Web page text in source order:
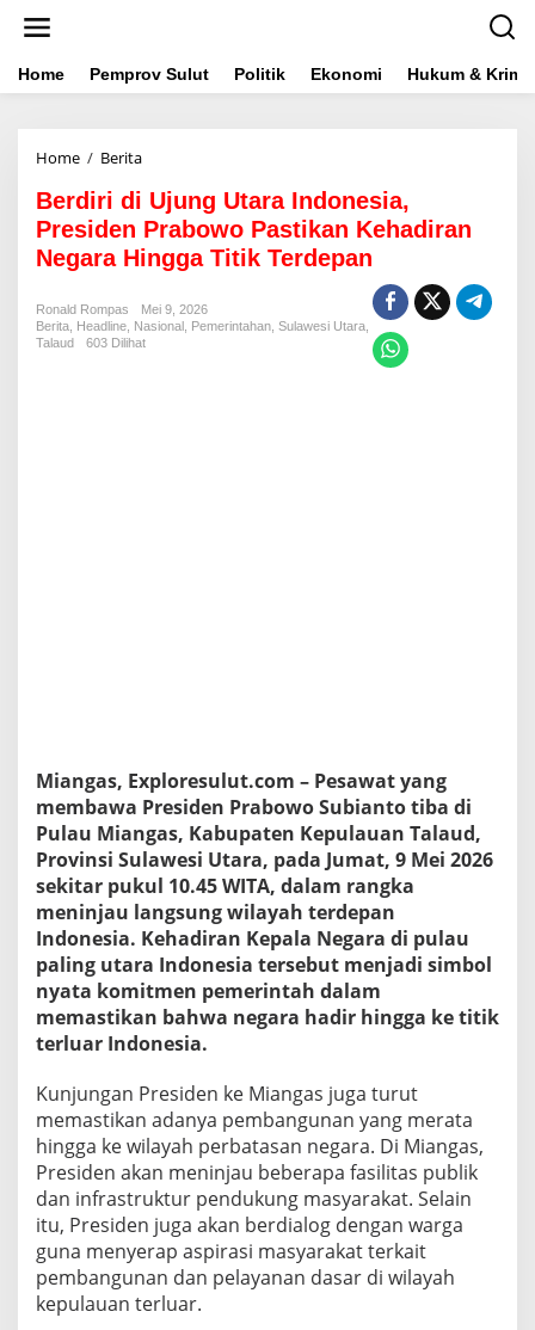
t
Home Pemprov Sulut Politik Ekonomi Hukum &
Home / Berita
d
i
r
d
i
U
P
r
s
i
d
e
n
P
r
a
b
o
o
P
a
s
t
k
a
n
K
e
h
Berdiri di Ujung Utara Indonesia,
Presiden Prabowo Pastikan Kehadiran
Negara Hingga Titik Terdepan
Ronald Rompas
Mei 9, 2026
Berita Headline Nasional Pemerintahan Sulawesi Utara
Talaud
603 Dilihat
Miangas, Exploresulut.com – Pesawat yang
membawa Presiden Prabowo Subianto tiba di
Pulau Miangas, Kabupaten Kepulauan Talaud,
Provinsi Sulawesi Utara, pada Jumat, 9 Mei 2026
sekitar pukul 10.45 WITA, dalam rangka
meninjau langsung wilayah terdepan
Indonesia. Kehadiran Kepala Negara di pulau
paling utara Indonesia tersebut menjadi simbol
nyata komitmen pemerintah dalam
memastikan bahwa negara hadir hingga ke titik
terluar Indonesia.
Kunjungan Presiden ke Miangas juga turut
memastikan adanya pembangunan yang merata
hingga ke wilayah perbatasan negara. Di Miangas,
Presiden akan meninjau beberapa fasilitas publik
dan infrastruktur pendukung masyarakat. Selain
itu, Presiden juga akan berdialog dengan warga
guna menyerap aspirasi masyarakat terkait
pembangunan dan pelayanan dasar di wilayah
kepulauan terluar.